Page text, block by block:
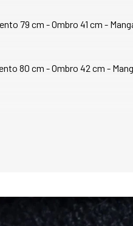
79 cm - Ombro 41 cm -
80 cm - Ombro 42 cm -